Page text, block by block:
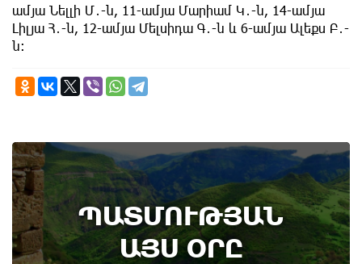
ամյա Նելլի Մ․-ն, 11-ամյա Մարիամ Կ․-ն, 14-ամյա
Լիլյա Հ․-ն, 12-ամյա Մելսիդա Գ․-ն և 6-ամյա Ալեքս Բ․-
ն։
ՊԱՏՄՈՒԹՅԱՆ
ԱՅՍ ՕՐԸ
7th of August
Բոյակի ճակատամարտի օր. պատմության
այս օրը (7 օգոստոս)